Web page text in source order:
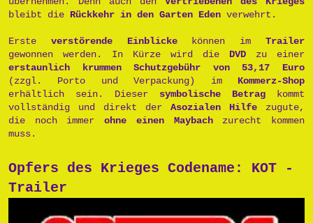
bleibt die Rückkehr in den Garten Eden verwehrt.
Erste verstörende Einblickekönnen imTrailer
gewonnen werden. In Kürze wird die DVD zu einer
erstaunlich krummen Schutzgebühr von 53,17 Euro
(zzgl. Porto und Verpackung) im Kommerz-Shop
erhältlich sein. Dieser symbolische Betrag kommt
vollständig und direkt der Asozialen Hilfe zugute,
die noch immerohne einen Maybachzurecht kommen
muss.
Opfers des Krieges Codename: KOT -
Trailer